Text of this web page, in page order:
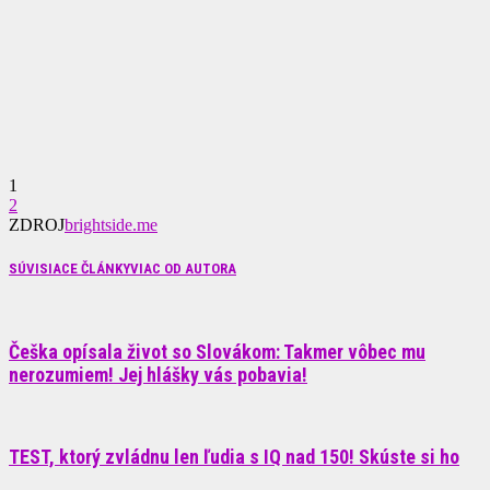
1
2
ZDROJbrightside.me
SÚVISIACE ČLÁNKYVIAC OD AUTORA
Češka opísala život so Slovákom: Takmer vôbec mu
nerozumiem! Jej hlášky vás pobavia!
TEST, ktorý zvládnu len ľudia s IQ nad 150! Skúste si ho